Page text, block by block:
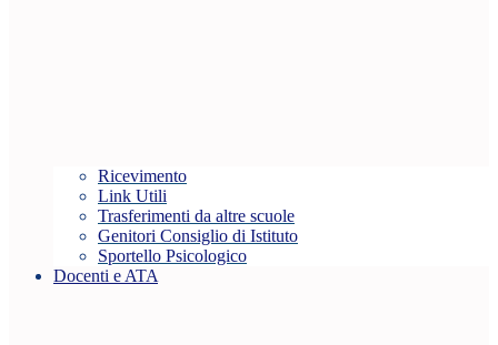
Ricevimento
Link Utili
Trasferimenti da altre scuole
Genitori Consiglio di Istituto
Sportello Psicologico
Docenti e ATA